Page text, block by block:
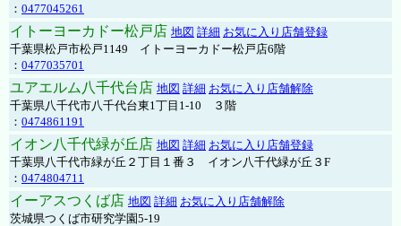
： 0477045261
イトーヨーカドー松戸店 地図 詳細 お気に入り店舗登録
千葉県松戸市松戸1149 イトーヨーカドー松戸店6階
： 0477035701
ユアエルム八千代台店 地図 詳細 お気に入り店舗解除
千葉県八千代市八千代台東1丁目1-10 ３階
： 0474861191
イオン八千代緑が丘店 地図 詳細 お気に入り店舗登録
千葉県八千代市緑が丘２丁目１番３ イオン八千代緑が丘３F
： 0474804711
イーアスつくば店 地図 詳細 お気に入り店舗解除
茨城県つくば市研究学園5-19